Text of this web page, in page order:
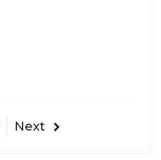
Next